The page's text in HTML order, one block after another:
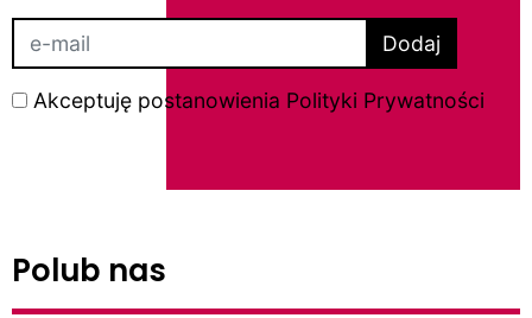
Dodaj
Akceptuję postanowienia Polityki Prywatności
Polub nas